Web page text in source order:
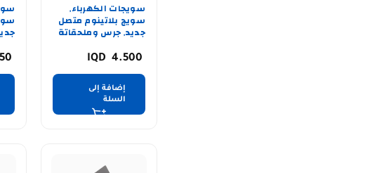
سويجات الكهرباء,
سويج بلاتينوم متصل
جديد, جرس وملحقاتة
4.500
إضافة إلى
السلة